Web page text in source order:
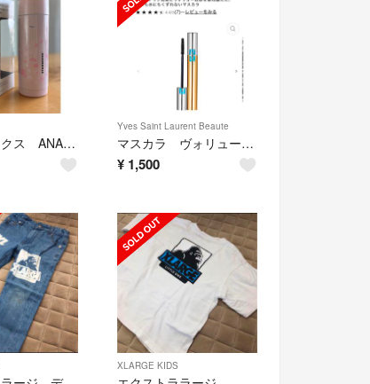
スターバックス ANA ステンレスボトル
Yves Saint Laurent Beaute
マスカラ ヴォリューム エフォシル
¥ 1,500
XLARGE KIDS